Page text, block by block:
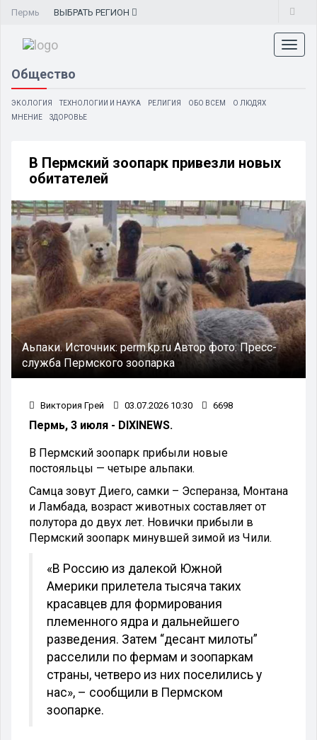
Пермь ВЫБРАТЬ РЕГИОН
Общество
ЭКОЛОГИЯ ТЕХНОЛОГИИ И НАУКА РЕЛИГИЯ ОБО ВСЕМ
О ЛЮДЯХ
МНЕНИЕ
ЗДОРОВЬЕ
В Пермский зоопарк привезли новых
обитателей
Аьпаки.Источник:perm.kp.ruАвтор фото:Пресс-
служба Пермского зоопарка
Виктория Грей 03.07.2026 10:30 6698
Пермь, 3 июля - DIXINEWS.
В Пермский зоопарк прибыли новые
постояльцы — четыре альпаки.
Самца зовут Диего, самки – Эсперанза, Монтана
и Ламбада, возраст животных составляет от
полутора до двух лет. Новички прибыли в
Пермский зоопарк минувшей зимой из Чили.
«В Россию из далекой Южной
Америки прилетела тысяча таких
красавцев для формирования
племенного ядра и дальнейшего
разведения. Затем “десант милоты”
расселили по фермам и зоопаркам
страны, четверо из них поселились у
нас», – сообщили в Пермском
зоопарке.